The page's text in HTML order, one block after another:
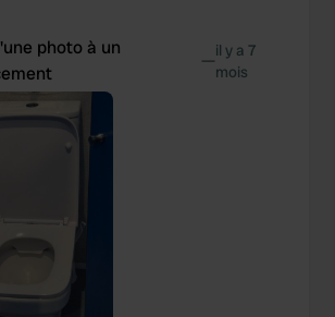
photo à un
—il y a 7
mois